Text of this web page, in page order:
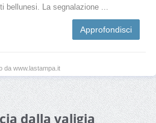
bellunesi. La segnalazione ...
Approfondisci
da www.lastampa.it
dalla valigia